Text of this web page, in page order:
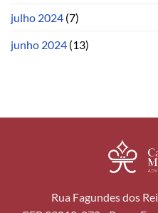
julho 2024 (7)
junho 2024 (13)
Rua Fagundes dos